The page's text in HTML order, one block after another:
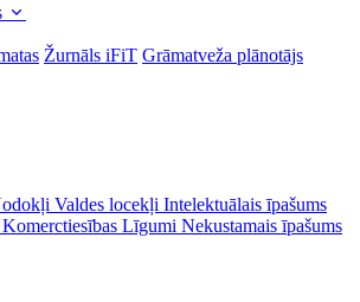
Žurnāls iFiT Grāmatveža plānotājs
Valdes locekļi Intelektuālais īpašums
Komerctiesības Līgumi Nekustamais īpašums